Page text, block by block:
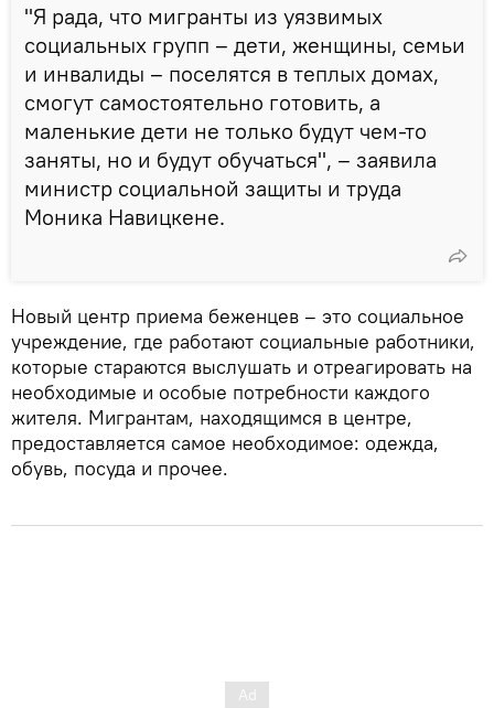
"Я рада, что мигранты из уязвимых
социальных групп – дети, женщины, семьи
и инвалиды – поселятся в теплых домах,
смогут самостоятельно готовить, а
маленькие дети не только будут чем-то
заняты, но и будут обучаться", – заявила
министр социальной защиты и труда
Моника Навицкене.
Новый центр приема беженцев – это социальное
учреждение, где работают социальные работники,
которые стараются выслушать и отреагировать на
необходимые и особые потребности каждого
жителя. Мигрантам, находящимся в центре,
предоставляется самое необходимое: одежда,
обувь, посуда и прочее.